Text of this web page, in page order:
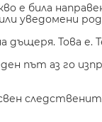
е била
уведомени
Това е.
път аз го